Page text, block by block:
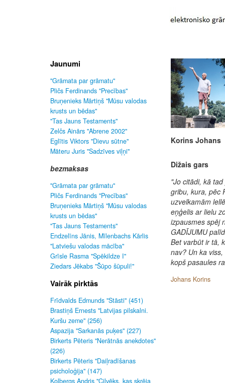
Jaunumi
"Grāmata par grāmatu"
Pličs Ferdinands "Precības"
Bruņenieks Mārtiņš "Mūsu valodas
krusts un bēdas"
"Tas Jauns Testaments"
Zelčs Ainārs "Abrene 2002"
Eglītis Viktors "Dievu sūtne"
Māteru Juris "Sadzīves viļņi"
bezmaksas
"Grāmata par grāmatu"
Pličs Ferdinands "Precības"
Bruņenieks Mārtiņš "Mūsu valodas
krusts un bēdas"
"Tas Jauns Testaments"
Endzelīns Jānis, Mīlenbachs Kārlis
"Latviešu valodas mācība"
Grīsle Rasma "Spēkildze I"
Ziedars Jēkabs "Šūpo šūpuli!"
Vairāk pirktās
Frīdvalds Edmunds "Stāsti" (451)
Brastiņš Ernests "Latvijas pilskalni.
Kuršu zeme" (256)
Aspazija "Sarkanās puķes" (227)
Birkerts Pēteris "Nerātnās anekdotes"
(226)
Birkerts Pēteris "Daiļradīšanas
psicholoģija" (147)
Kolbergs Andris "Cilvēks, kas skrēja
Korins Johans
Dižais gars
"Jo citādi, kā
gribu, kura, pēc
uzvelkamām
eņģelis ar lielu
izpausmes spēj
GADĪJUMU
Bet varbūt ir tā,
nav? Un ka
kopš pasaules
Johans Korins